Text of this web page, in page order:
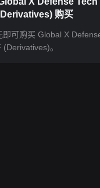
购买
即可购买 Global X
(Derivatives)。